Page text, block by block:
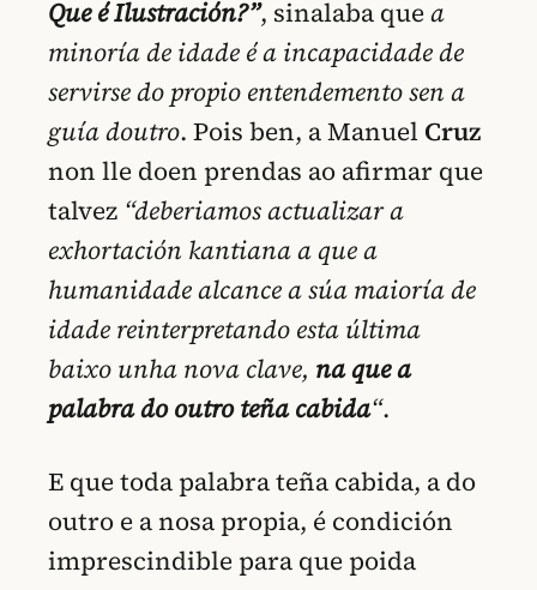
Que é Ilustración?”, sinalaba quea
minoría de idade é a incapacidade de
servirse do propio entendemento sen a
guía doutro. Pois ben, a Manuel Cruz
non lle doen prendas ao afirmar que
talvez “deberiamos actualizar a
exhortación kantiana a que a
humanidade alcance a súa maioría de
idade reinterpretando esta última
baixo unha nova clave, naque a
palabra do outro teña cabida“.
E que toda palabra teña cabida, a do
outro e a nosa propia, é condición
imprescindible para que poida